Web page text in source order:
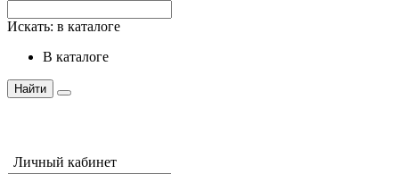
Искать: в каталоге
в каталоге
Найти
Личный кабинет